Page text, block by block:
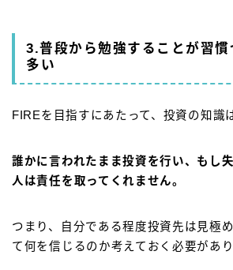
3.普段から勉強することが習慣
多い
FIREを目指すにあたって、投資の知識
誰かに言われたまま投資を行い、もし
人は責任を取ってくれません。
つまり、自分である程度投資先は見極
て何を信じるのか考えておく必要があり